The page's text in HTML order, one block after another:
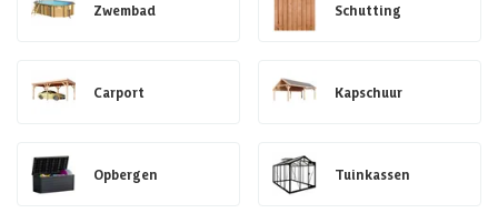
Zwembad Schutting
Carport Kapschuur
Opbergen Tuinkassen